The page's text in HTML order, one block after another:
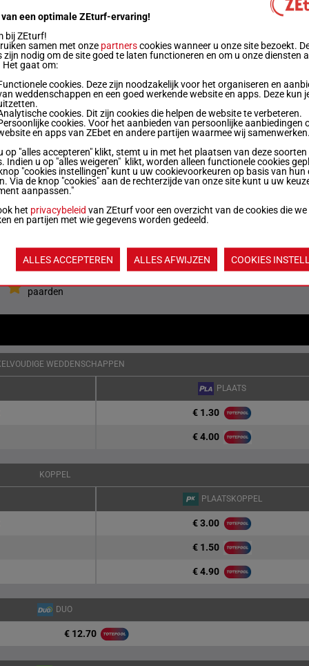
60.5 kg 2p 2
59.5 kg 5p 3
59.5 kg 4p 2p
59.5 kg 3p 1
58.5 kg 7
Quoteringen
paarden
WEDDENSCHAPPEN
PLAATS
€ 1.30
€ 4.00
KOPPEL
PLAATSKOPPEL
€ 3.00
€ 1.50
€ 4.90
DUO
€ 12.70
een optimale ZEturf-ervaring!
bij ZEturf!
samen met onze partnerscookies wanneer u onze site bezoekt.
zijn nodig om de site goed te laten functioneren en om u onze diensten
Het gaat om:
cookies. Deze zijn noodzakelijk voor het organiseren en
weddenschappen en een goed werkende website en apps. Deze kun
cookies. Dit zijn cookies die helpen de website te verbeteren.
cookies. Voor het aanbieden van persoonlijke aanbiedingen
en apps van ZEbet en andere partijen waarmee wij
op "alles accepteren" klikt, stemt u in met het plaatsen van deze soorten
Indien u op "alles weigeren" klikt, worden alleen functionele cookies
"cookies instellingen" kunt u uw cookievoorkeuren op basis van hun
Via de knop "cookies" aan de rechterzijde van onze site kunt u uw
aanpassen."
het privacybeleid van ZEturf voor een overzicht van de cookies die we
en partijen met wie gegevens worden gedeeld.
ALLES ACCEPTEREN ALLES AFWIJZEN COOKIES